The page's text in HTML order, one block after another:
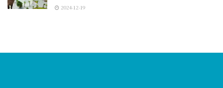
2024-12-19